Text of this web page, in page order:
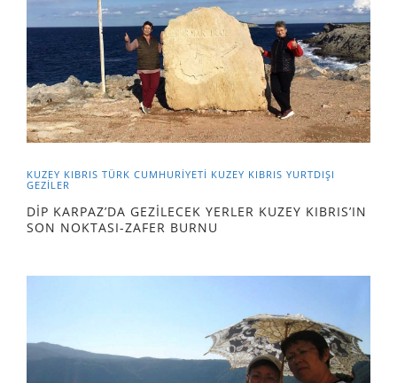
KUZEY KIBRIS TÜRK CUMHURİYETİ KUZEY KIBRIS YURTDIŞI
GEZILER
DİP KARPAZ’DA GEZİLECEK YERLER KUZEY KIBRIS’IN
SON NOKTASI-ZAFER BURNU